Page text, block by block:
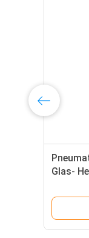
Glas-